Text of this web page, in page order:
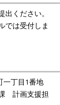
ください。
では受付しま
丁目1番地
計画支援担